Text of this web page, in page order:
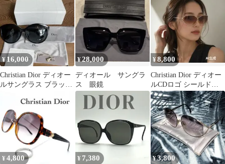
ズ
¥16,000
Christian Dior ディオー
ルサングラス ブラック
¥28,000
ディオール サングラ
ス 眼鏡
¥8,800
Christian Dior ディオー
ルCDロゴ シールドサ
ングラスレディース
¥ 4,800 ¥ 7,380 ¥3,800